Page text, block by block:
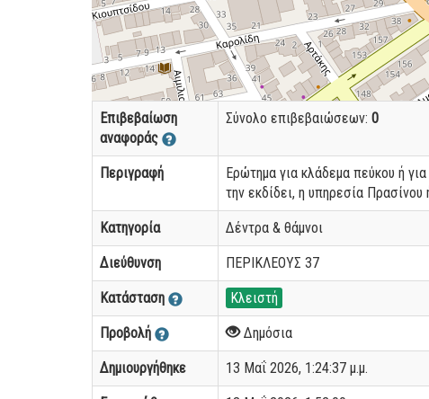
Επιβεβαίωση
αναφοράς
Σύνολο επιβεβαιώσεων: 0
Περιγραφή
Ερώτημα για κλάδεμα πεύκου ή
την εκδίδει, η υπηρεσία
Κατηγορία Δέντρα & θάμνοι
Διεύθυνση ΠΕΡΙΚΛΕΟΥΣ 37
Κατάσταση Κλειστή
Προβολή Δημόσια
Δημιουργήθηκε 13 Μαΐ 2026, 1:24:37 μ.μ.